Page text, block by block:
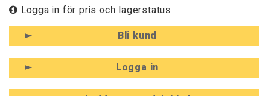
Logga in för pris och lagerstatus
Bli kund
Logga in